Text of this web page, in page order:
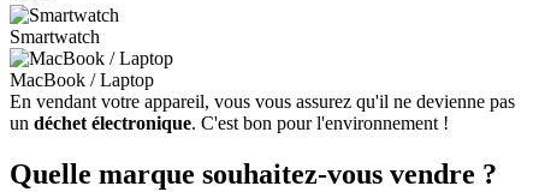
Smartwatch
MacBook / Laptop
En vendant votre appareil, vous vous assurez qu'il ne devienne pas
un déchet électronique. C'est bon pour l'environnement !
Quelle marque souhaitez-vous vendre ?